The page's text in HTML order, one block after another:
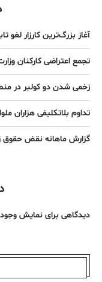
آغاز بزرگ‌ترین کارزار لغو
تجمع اعتراضی کارکنان
زخمی شدن دو کولبر در
تداوم بلاتکلیفی هزاران
گزارش ماهانه نقض حقوق
دیدگاهی برای نمایش وجود